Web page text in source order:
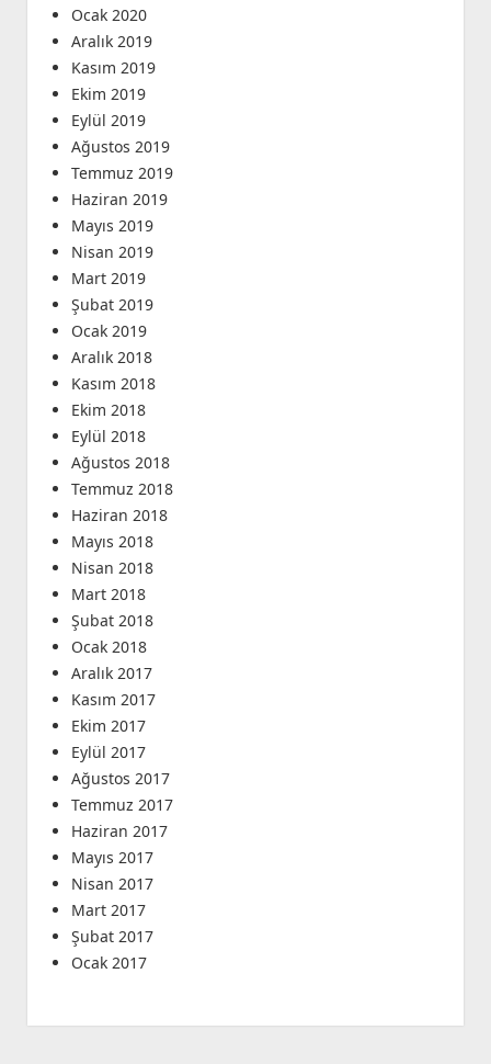
Ocak 2020
Aralık 2019
Kasım 2019
Ekim 2019
Eylül 2019
Ağustos 2019
Temmuz 2019
Haziran 2019
Mayıs 2019
Nisan 2019
Mart 2019
Şubat 2019
Ocak 2019
Aralık 2018
Kasım 2018
Ekim 2018
Eylül 2018
Ağustos 2018
Temmuz 2018
Haziran 2018
Mayıs 2018
Nisan 2018
Mart 2018
Şubat 2018
Ocak 2018
Aralık 2017
Kasım 2017
Ekim 2017
Eylül 2017
Ağustos 2017
Temmuz 2017
Haziran 2017
Mayıs 2017
Nisan 2017
Mart 2017
Şubat 2017
Ocak 2017